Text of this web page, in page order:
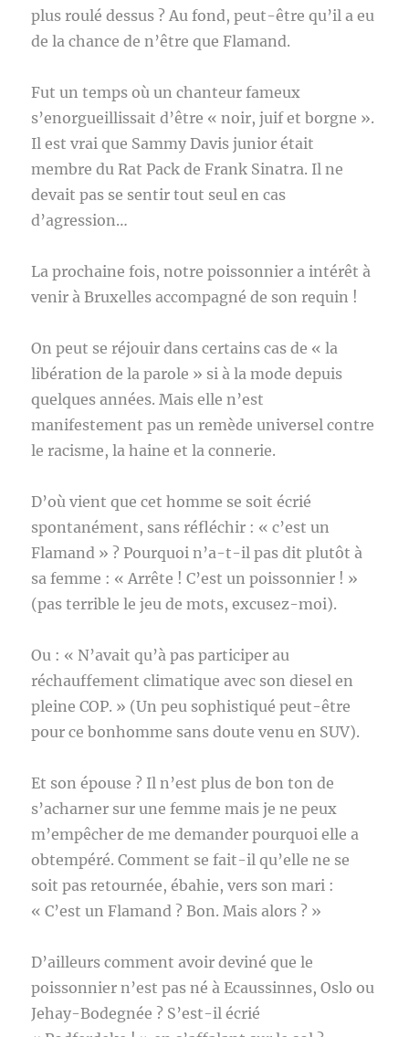
plus roulé dessus ? Au fond, peut-être qu’il a eu
de la chance de n’être que Flamand.
Fut un temps où un chanteur fameux
s’enorgueillissait d’être « noir, juif et borgne ».
Il est vrai que Sammy Davis junior était
membre du Rat Pack de Frank Sinatra. Il ne
devait pas se sentir tout seul en cas
d’agression…
La prochaine fois, notre poissonnier a intérêt à
venir à Bruxelles accompagné de son requin !
On peut se réjouir dans certains cas de « la
libération de la parole » si à la mode depuis
quelques années. Mais elle n’est
manifestement pas un remède universel contre
le racisme, la haine et la connerie.
D’où vient que cet homme se soit écrié
spontanément, sans réfléchir : « c’est un
Flamand » ? Pourquoi n’a-t-il pas dit plutôt à
sa femme : « Arrête ! C’est un poissonnier ! »
(pas terrible le jeu de mots, excusez-moi).
Ou : « N’avait qu’à pas participer au
réchauffement climatique avec son diesel en
pleine COP. » (Un peu sophistiqué peut-être
pour ce bonhomme sans doute venu en SUV).
Et son épouse ? Il n’est plus de bon ton de
s’acharner sur une femme mais je ne peux
m’empêcher de me demander pourquoi elle a
obtempéré. Comment se fait-il qu’elle ne se
soit pas retournée, ébahie, vers son mari :
« C’est un Flamand ? Bon. Mais alors ? »
D’ailleurs comment avoir deviné que le
poissonnier n’est pas né à Ecaussinnes, Oslo ou
Jehay-Bodegnée ? S’est-il écrié